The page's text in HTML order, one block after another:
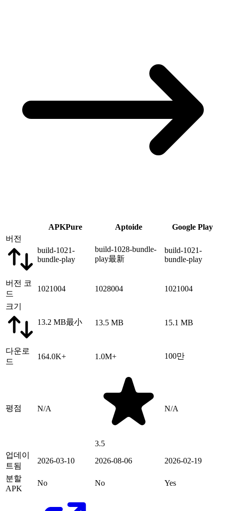
APKPure Aptoide
Google Play
버전
build-1021-
bundle-play
build-1028-bundle-
play最新
build-1021-
bundle-play
버전 코
드
1021004 1028004 1021004
크기
13.2 MB最小 13.5 MB 15.1 MB
다운로
드
164.0K+ 1.0M+ 100만
평점 N/A
3.5
N/A
업데이
트됨
2026-03-10 2026-08-06 2026-02-19
분할
APK
No No Yes